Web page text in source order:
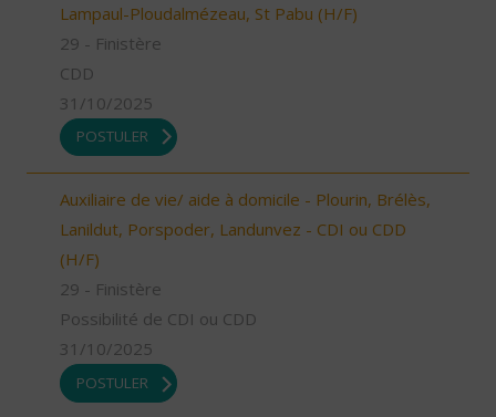
Lampaul-Ploudalmézeau, St Pabu (H/F)
29 - Finistère
CDD
31/10/2025
POSTULER
Auxiliaire de vie/ aide à domicile - Plourin, Brélès,
Lanildut, Porspoder, Landunvez - CDI ou CDD
(H/F)
29 - Finistère
Possibilité de CDI ou CDD
31/10/2025
POSTULER